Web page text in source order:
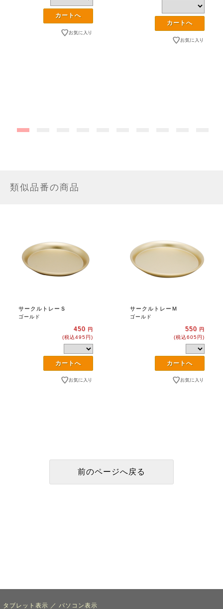
類似品番の商品
サークルトレーＳ
ゴールド
450 円
(税込495円)
サークルトレーＭ
ゴールド
550 円
(税込605円)
タブレット表示 ／ パソコン表示